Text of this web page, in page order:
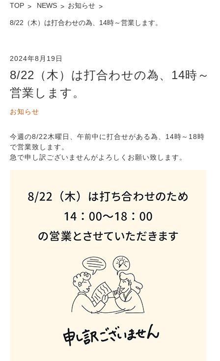
TOP NEWS お知らせ
8/22（木）は打合わせの為、14時～営業します。
2024年8月19日
8/22（木）は打合わせの為、14時～
営業します。
お知らせ
今週の8/22木曜日、午前中に打合せがある為、14時～18時
で営業致します。
急で申し訳ございませんがよろしくお願い致します。